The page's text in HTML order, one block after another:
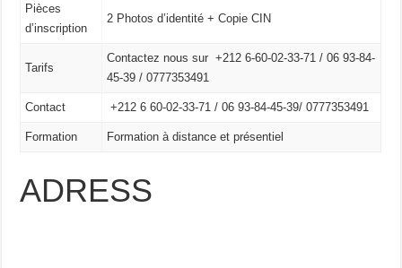
Pièces
d’inscription
2 Photos d’identité + Copie CIN
Tarifs
Contactez nous sur +212 6-60-02-33-71 / 06 93-84-
45-39 / 0777353491
Contact +212 6 60-02-33-71 / 06 93-84-45-39/ 0777353491
Formation Formation à distance et présentiel
ADRESS